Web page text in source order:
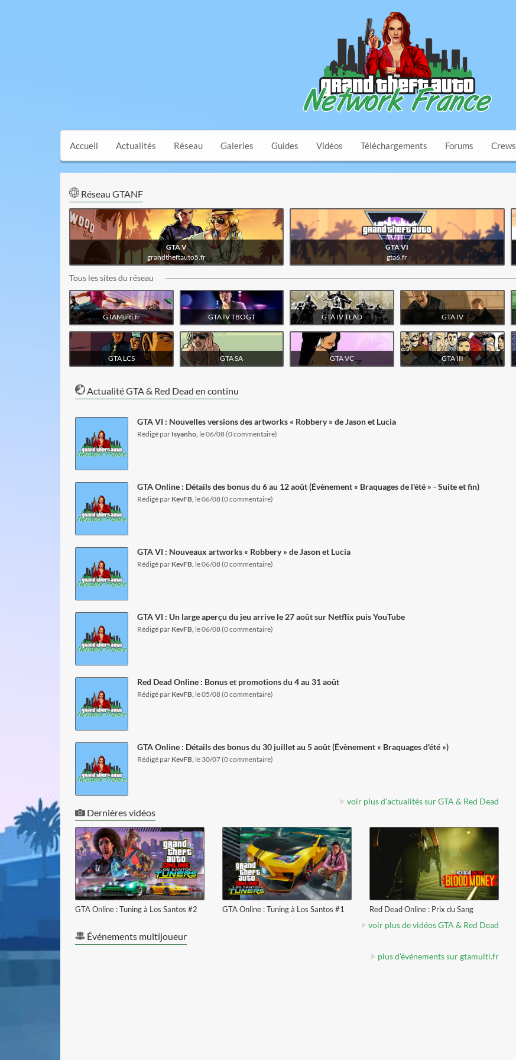
Accueil Actualités Réseau Galeries Guides Vidéos Téléchargements Forums Crews
Réseau GTANF
GTA V
grandtheftauto5.fr
grandtheftauto5.fr
GTA VI
gta6.fr
Tous les sites du réseau
GTAMulti.fr
visiter le site
GTA IV TBOGT GTA IV TLAD GTA IV
GTA LCS
visiter le site
GTA SA
visiter le site
GTA VC
visiter le site
GTA III
visiter le site
Actualité GTA & Red Dead en continu
lire l'article
GTA VI : Nouvelles versions des artworks « Robbery » de Jason et Lucia
Rédigé par Isyanho, le 06/08 (0 commentaire)
GTA Online : Détails des bonus du 6 au 12 août (Évènement « Braquages de l'été » - Suite et fin)
Rédigé par KevFB, le 06/08 (0 commentaire)
GTA VI : Nouveaux artworks « Robbery » de Jason et Lucia
Rédigé par KevFB, le 06/08 (0 commentaire)
GTA VI : Un large aperçu du jeu arrive le 27 août sur Netflix puis YouTube
Rédigé par KevFB, le 06/08 (0 commentaire)
Red Dead Online : Bonus et promotions du 4 au 31 août
Rédigé par KevFB, le 05/08 (0 commentaire)
GTA Online : Détails des bonus du 30 juillet au 5 août (Évènement « Braquages d'été »)
Rédigé par KevFB, le 30/07 (0 commentaire)
voir plus d'actualités sur GTA & Red Dead
Dernières vidéos
voir la vidéo
GTA Online : Tuning à Los Santos #2 GTA Online : Tuning à Los Santos #1
voir la vidéo
Red Dead Online : Prix du Sang
voir plus de vidéos GTA & Red Dead
Événements multijoueur
plus d'événements sur gtamulti.fr